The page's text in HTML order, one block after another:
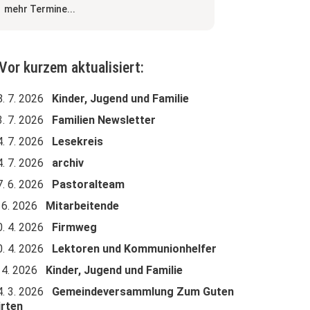
mehr Termine...
kurzem aktualisiert:
7. 2026 Kinder, Jugend und Familie
7. 2026 Familien Newsletter
7. 2026 Lesekreis
7. 2026 archiv
6. 2026 Pastoralteam
6. 2026 Mitarbeitende
4. 2026 Firmweg
4. 2026 Lektoren und Kommunionhelfer
4. 2026 Kinder, Jugend und Familie
3. 2026 Gemeindeversammlung Zum Guten